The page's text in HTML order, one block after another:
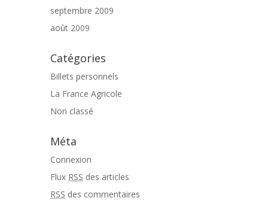
septembre 2009
août 2009
Catégories
Billets personnels
La France Agricole
Non classé
Méta
Connexion
Flux RSS des articles
RSS des commentaires